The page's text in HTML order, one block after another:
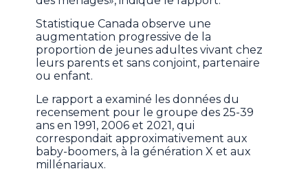
Statistique Canada observe une
augmentation progressive de la
proportion de jeunes adultes vivant chez
leurs parents et sans conjoint, partenaire
ou enfant.
Le rapport a examiné les données du
recensement pour le groupe des 25-39
ans en 1991, 2006 et 2021, qui
correspondait approximativement aux
baby-boomers, à la génération X et aux
millénariaux.